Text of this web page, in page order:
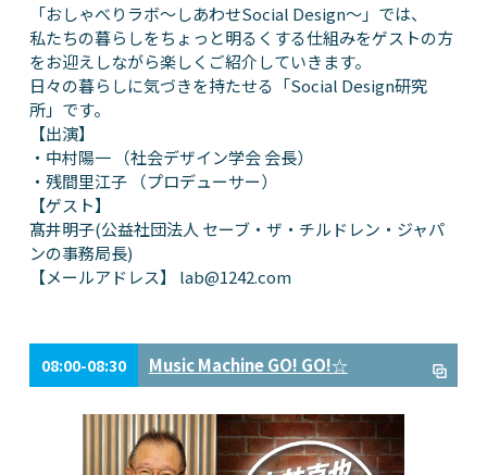
「おしゃべりラボ～しあわせSocial Design～」では、
私たちの暮らしをちょっと明るくする仕組みをゲストの方
をお迎えしながら楽しくご紹介していきます。
日々の暮らしに気づきを持たせる「Social Design研究
所」です。
【出演】
・中村陽一 （社会デザイン学会 会長）
・残間里江子 （プロデューサー）
【ゲスト】
髙井明子(公益社団法人 セーブ・ザ・チルドレン・ジャパ
ンの事務局長)
【メールアドレス】 lab@1242.com
08:00-08:30 Music Machine GO! GO!☆